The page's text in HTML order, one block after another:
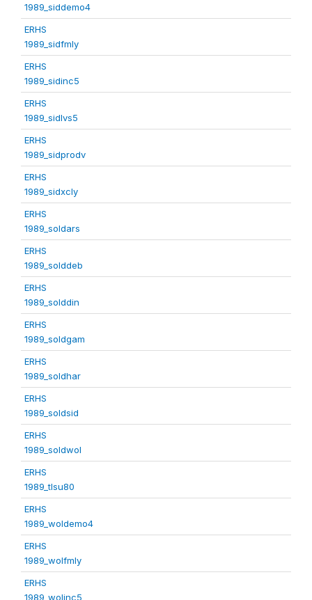
1989_siddemo4
ERHS
1989_sidfmly
ERHS
1989_sidinc5
ERHS
1989_sidlvs5
ERHS
1989_sidprodv
ERHS
1989_sidxcly
ERHS
1989_soldars
ERHS
1989_solddeb
ERHS
1989_solddin
ERHS
1989_soldgam
ERHS
1989_soldhar
ERHS
1989_soldsid
ERHS
1989_soldwol
ERHS
1989_tlsu80
ERHS
1989_woldemo4
ERHS
1989_wolfmly
ERHS
1989_wolinc5